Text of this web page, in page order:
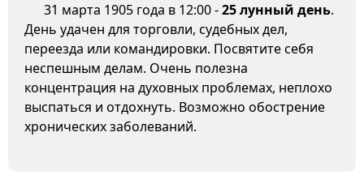
31 марта 1905 года в 12:00 -25 лунный день.
День удачен для торговли, судебных дел,
переезда или командировки. Посвятите себя
неспешным делам. Очень полезна
концентрация на духовных проблемах, неплохо
выспаться и отдохнуть. Возможно обострение
хронических заболеваний.